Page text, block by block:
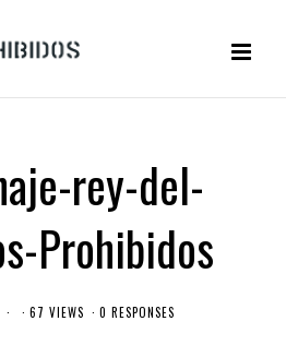
rey-del-
Prohibidos
67 VIEWS 0 RESPONSES